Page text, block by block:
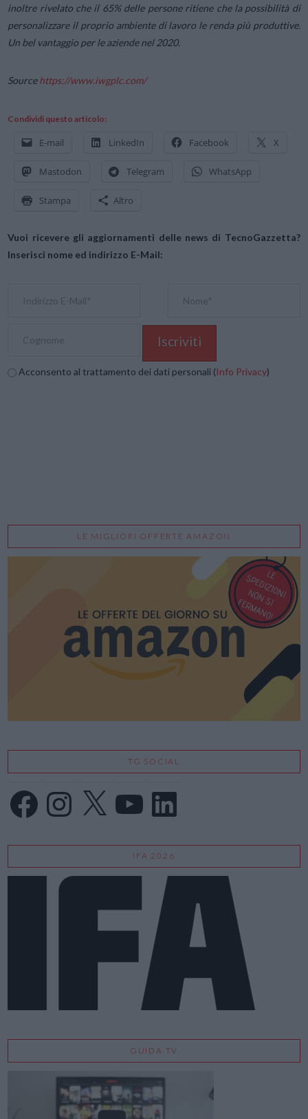
inoltre rivelato che il 65% delle persone ritiene che la possibilità di
personalizzare il proprio ambiente di lavoro le renda più produttive.
Un bel vantaggio per le aziende nel 2020.
Sourcehttps://www.iwgplc.com/
Condividi questo articolo:
E-mail LinkedIn Facebook X
Mastodon Telegram WhatsApp
Stampa Altro
Vuoi ricevere gli aggiornamenti delle news di TecnoGazzetta?
Inserisci nome ed indirizzo E-Mail:
Acconsento al trattamento dei dati personali (Info Privacy)
LE MIGLIORI OFFERTE AMAZON
TG SOCIAL
FacebookInstagram
X LinkedIn
IFA 2026
GUIDA TV